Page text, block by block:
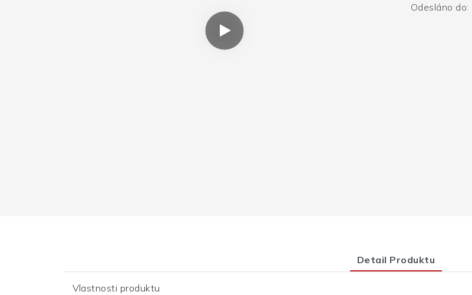
Odesláno do:
Detail Produktu
Vlastnosti produktu